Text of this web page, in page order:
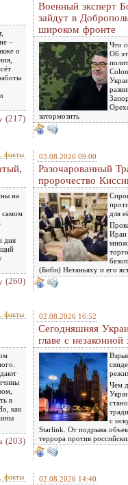
–
о
(217)
Военный эксперт
зайдут в
широком фронте
Что
Об
затормозить
факты
на
самом
дня
(260)
03.08.2026 09:00
Разочарованный
пророчество
для
Иран
(Биби) Нетаньяху и его
факты
в
как
(203)
02.08.2026 16:52
Сегодняшняя
главе с незаконной
Чем
с
Starlink. От подрыва
террора против
факты 02.08.2026 14:40